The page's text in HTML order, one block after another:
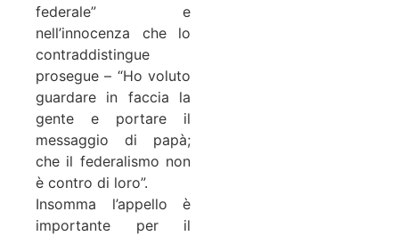
federale” e
nell’innocenza che lo
contraddistingue
prosegue – “Ho voluto
guardare in faccia la
gente e portare il
messaggio di papà;
che il federalismo non
è contro di loro”.
Insomma l’appello è
importante per il